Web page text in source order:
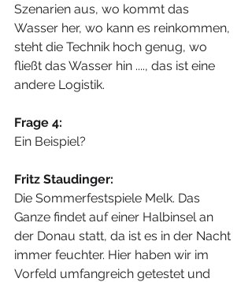
Szenarien aus, wo kommt das
Wasser her, wo kann es reinkommen,
steht die Technik hoch genug, wo
fließt das Wasser hin ...., das ist eine
andere Logistik.
Frage 4:
Ein Beispiel?
Fritz Staudinger:
Die Sommerfestspiele Melk. Das
Ganze findet auf einer Halbinsel an
der Donau statt, da ist es in der Nacht
immer feuchter. Hier haben wir im
Vorfeld umfangreich getestet und